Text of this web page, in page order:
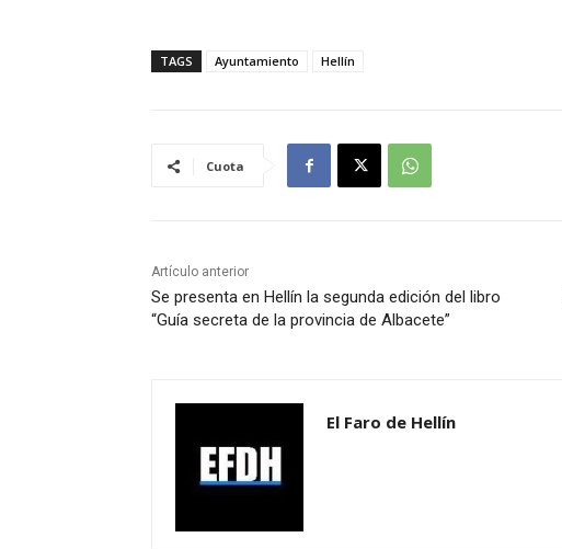
TAGS Ayuntamiento Hellín
Cuota
Artículo anterior
Se presenta en Hellín la segunda edición del libro
“Guía secreta de la provincia de Albacete”
El Faro de Hellín